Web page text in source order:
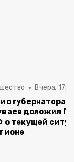
Вчера,
губернатора
доложил
о текущей